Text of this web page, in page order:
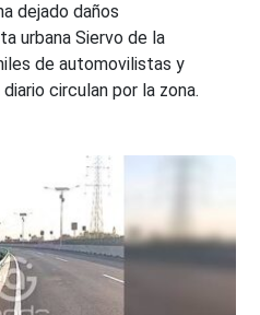
dejado daños
urbana Siervo de la
de automovilistas y
circulan por la zona.